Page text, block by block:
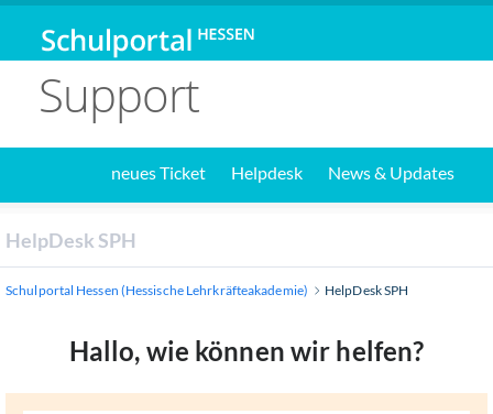
Support
neues Ticket Helpdesk News & Updates
HelpDesk SPH
Schulportal Hessen (Hessische Lehrkräfteakademie) HelpDesk SPH
Hallo, wie können wir helfen?